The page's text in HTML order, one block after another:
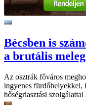
Bécsben is
a brutális
Az osztrák főváros
ingyenes fürdőhelyekkel,
hőségriasztási